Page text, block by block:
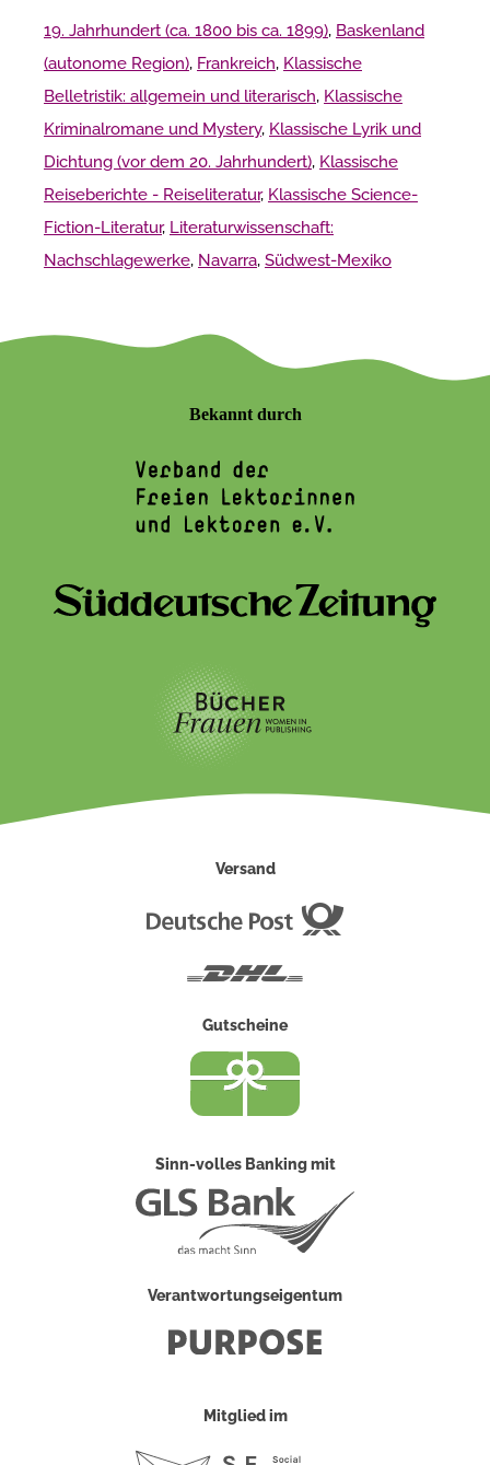
19. Jahrhundert (ca. 1800 bis ca. 1899), Baskenland
(autonome Region), Frankreich, Klassische
Belletristik: allgemein und literarisch, Klassische
Kriminalromane und Mystery, Klassische Lyrik und
Dichtung (vor dem 20. Jahrhundert), Klassische
Reiseberichte - Reiseliteratur, Klassische Science-
Fiction-Literatur, Literaturwissenschaft:
Nachschlagewerke, Navarra, Südwest-Mexiko
Bekannt durch
Versand
Gutscheine
Sinn-volles Banking mit
Verantwortungseigentum
Mitglied im